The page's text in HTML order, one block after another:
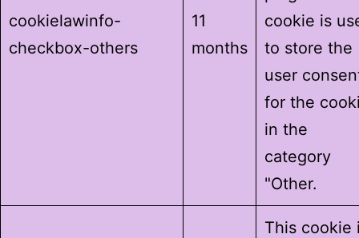
cookielawinfo-
checkbox-others
11
months
cookie is
to store the
user
for the
in the
category
"Other.
This cookie